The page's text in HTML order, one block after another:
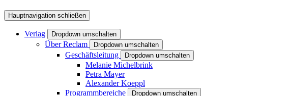
Hauptnavigation schließen
Verlag Dropdown umschalten
Über Reclam Dropdown umschalten
Geschäftsleitung Dropdown umschalten
Melanie Michelbrink
Petra Mayer
Alexander Koeppl
Programmbereiche
Dropdown umschalten